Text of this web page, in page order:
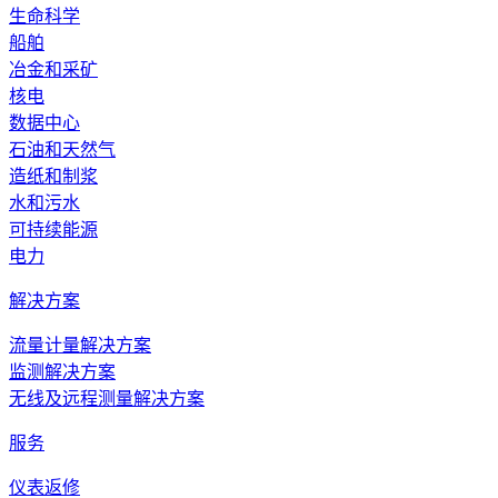
生命科学
船舶
冶金和采矿
核电
数据中心
石油和天然气
造纸和制浆
水和污水
可持续能源
电力
解决方案
流量计量解决方案
监测解决方案
无线及远程测量解决方案
服务
仪表返修